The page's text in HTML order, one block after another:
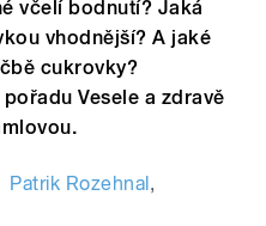
včelí bodnutí? Jaká
vhodnější? A jaké
cukrovky?
Vesele a zdravě
Patrik Rozehnal ,